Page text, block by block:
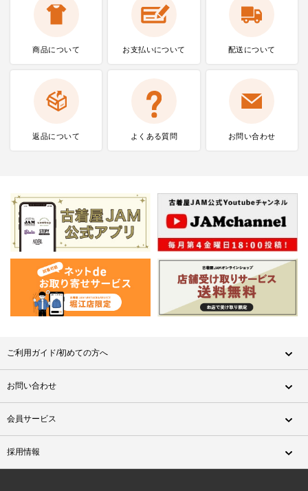
商品について お支払いについて 配送について
返品について よくある質問 お問い合わせ
ご利用ガイド/初めての方へ
お問い合わせ
会員サービス
採用情報